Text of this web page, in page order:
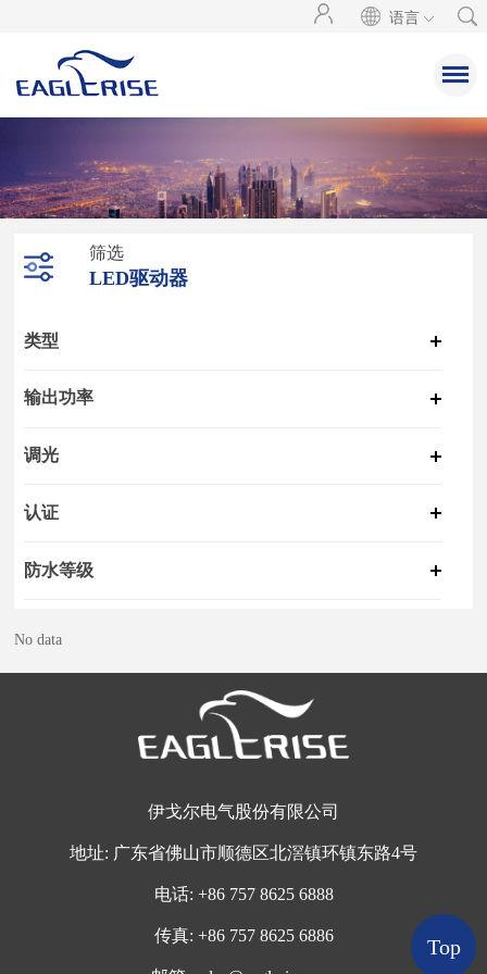
语言
筛选
LED驱动器
类型
输出功率
调光
认证
防水等级
No data
伊戈尔电气股份有限公司
地址: 广东省佛山市顺德区北滘镇环镇东路4号
电话: +86 757 8625 6888
传真: +86 757 8625 6886 Top